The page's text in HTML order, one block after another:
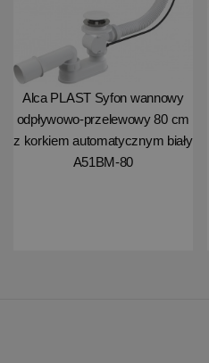
Alca PLAST Syfon wannowy
odpływowo-przelewowy 80 cm
z korkiem automatycznym biały
A51BM-80